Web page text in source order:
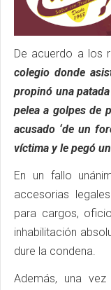
De acuerdo a los
colegio donde
propinó una
pelea a golpes de
acusado ‘de un
víctima y le pegó
En un fallo
accesorias
para cargos,
inhabilitación
dure la condena.
Además, una